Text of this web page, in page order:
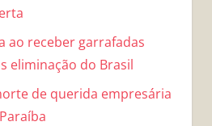
ao receber garrafadas
eliminação do Brasil
de querida empresária